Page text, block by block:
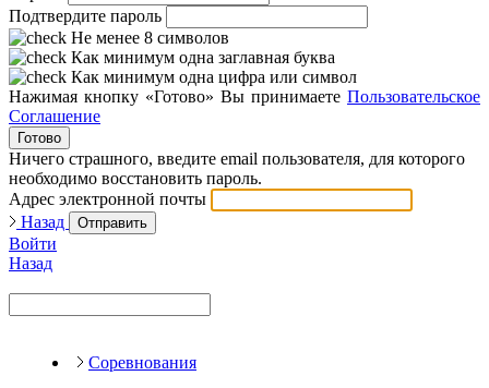
Подтвердите пароль
Не менее 8 символов
Как минимум одна заглавная буква
Как минимум одна цифра или символ
Нажимая кнопку «Готово» Вы принимаете Пользовательское
Соглашение
Готово
Ничего страшного, введите email пользователя, для которого
необходимо восстановить пароль.
Адрес электронной почты
Назад
Отправить
Войти
Назад
Соревнования